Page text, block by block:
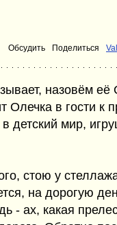
Обсудить Поделиться
назовём её
Олечка в гости к
детский мир,
стою у
на дорогую
- ах, какая